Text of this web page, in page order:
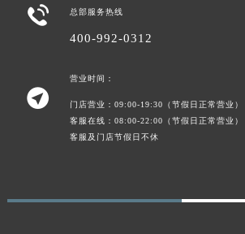
 总部服务热线
400-992-0312

营业时间：
门店营业：09:00-19:30（节假日正常营业）
客服在线：08:00-22:00（节假日正常营业）
客服及门店节假日不休